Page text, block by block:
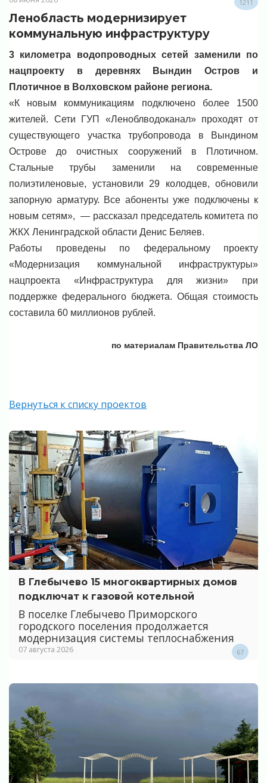
1211
Ленобласть модернизирует
коммунальную инфраструктуру
3 километра водопроводных сетей заменили по
нацпроекту в деревнях Вындин Остров и
Плотичное в Волховском районе региона.
«К новым коммуникациям подключено более 1500
жителей. Сети ГУП «Леноблводоканал» проходят от
существующего участка трубопровода в Вындином
Острове до очистных сооружений в Плотичном.
Стальные трубы заменили на современные
полиэтиленовые, установили 29 колодцев, обновили
запорную арматуру. Все абоненты уже подключены к
новым сетям», — рассказал председатель комитета по
ЖКХ Ленинградской области Денис Беляев.
Работы проведены по федеральному проекту
«Модернизация коммунальной инфраструктуры»
нацпроекта «Инфраструктура для жизни» при
поддержке федерального бюджета. Общая стоимость
составила 60 миллионов рублей.
по материалам Правительства ЛО
Вернуться к списку проектов
В Глебычево 15 многоквартирных домов
подключат к газовой котельной
В поселке Глебычево Приморского
городского поселения продолжается
модернизация системы теплоснабжения
07 августа 2026 67